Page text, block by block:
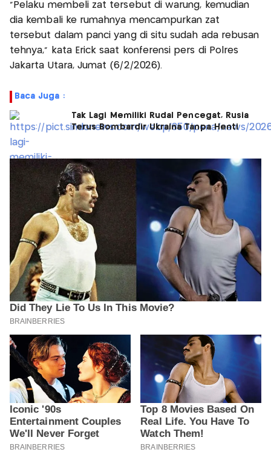
"Pelaku membeli zat tersebut di warung, kemudian
dia kembali ke rumahnya mencampurkan zat
tersebut dalam panci yang di situ sudah ada rebusan
tehnya," kata Erick saat konferensi pers di Polres
Jakarta Utara, Jumat (6/2/2026).
Baca Juga :
Tak Lagi Memiliki Rudal Pencegat, Rusia
Terus Bombardir Ukraina Tanpa Henti